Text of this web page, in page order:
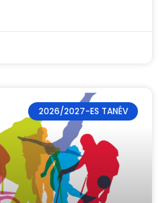
2026/2027-ES TANÉV